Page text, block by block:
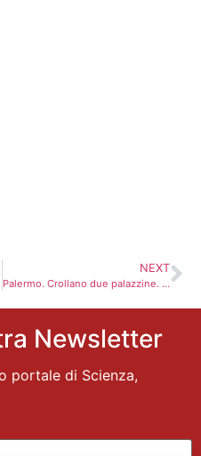
NEXT
Palermo. Crollano due palazzine. 4 morti
Newsletter
portale di Scienza,